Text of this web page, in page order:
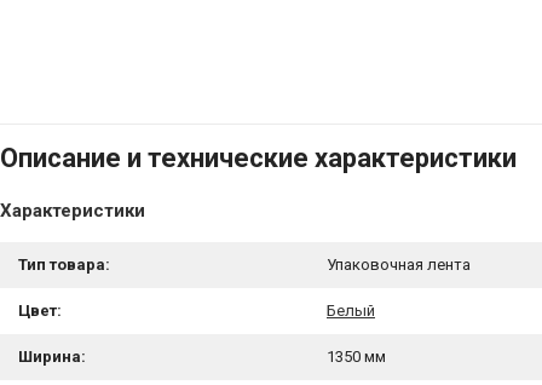
Описание и технические характеристики
Характеристики
Тип товара: Упаковочная лента
Цвет: Белый
Ширина: 1350 мм